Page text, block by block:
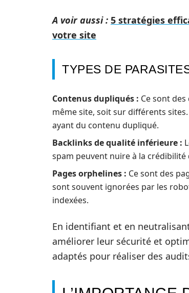
A voir aussi : 5 stratégies
votre site
TYPES DE
Contenus dupliqués : Ce sont
même site, soit sur différents
ayant du contenu dupliqué.
Backlinks de qualité inférieure :
spam peuvent nuire à la
Pages orphelines : Ce sont des
sont souvent ignorées par les
indexées.
En identifiant et en
améliorer leur sécurité et
adaptés pour réaliser des